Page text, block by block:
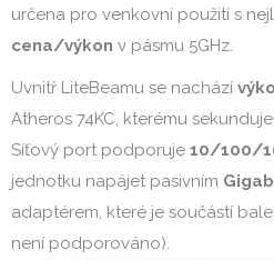
určena pro venkovní použití s
cena/výkon v pásmu 5GHz.
Uvnitř LiteBeamu se nachází
Atheros 74KC, kterému sekunduje
Síťový port podporuje 10/100/
jednotku napájet pasivním
adaptérem, které je součástí
není podporováno).